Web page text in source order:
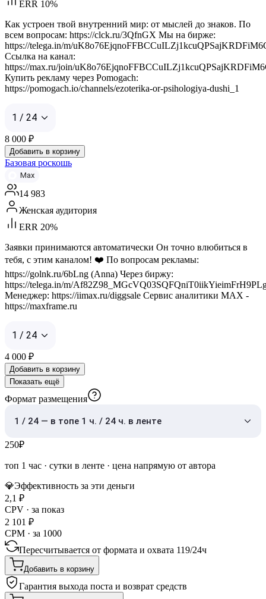
ERR 10%
Как устроен твой внутренний мир: от мыслей до знаков. По
всем вопросам: https://clck.ru/3QfnGX Мы на бирже:
https://telega.in/m/
Ссылка на канал:
https://max.ru/join/
Купить рекламу через Pomogach:
https://pomogach.io/channels/ezoterika-or-psihologiya-dushi_1
1 / 24
8 000 ₽
Добавить в корзину
Базовая роскошь
Max
14 983
Женская аудитория
ERR 20%
Заявки принимаются автоматически Он точно влюбиться в
тебя, с этим каналом! ❤️ По вопросам рекламы:
https://golnk.ru/6bLng (Anna) Через биржу:
https://telega.in/m/
Менеджер: https://iimax.ru/diggsale Сервис аналитики MAX -
https://maxframe.ru
1 / 24
4 000 ₽
Добавить в корзину
Показать ещё
Формат размещения
1 / 24 — в топе 1 ч. / 24 ч. в ленте
250₽
топ 1 час · сутки в ленте · цена напрямую от автора
💎Эффективность за эти деньги
2,1 ₽
CPV · за показ
2 101 ₽
CPM · за 1000
Пересчитывается от формата и охвата 119/24ч
Добавить в корзину
Гарантия выхода поста и возврат средств